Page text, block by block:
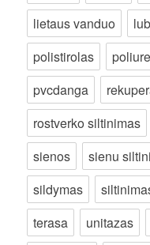
lietaus vanduo
polistirolas
pvcdanga
rostverko siltinimas
sienos
sienu
sildymas
terasa
unitazas